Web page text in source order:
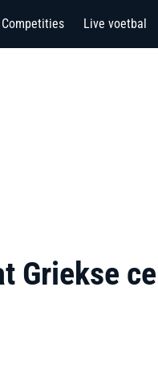
Competities Live voetbal
Griekse